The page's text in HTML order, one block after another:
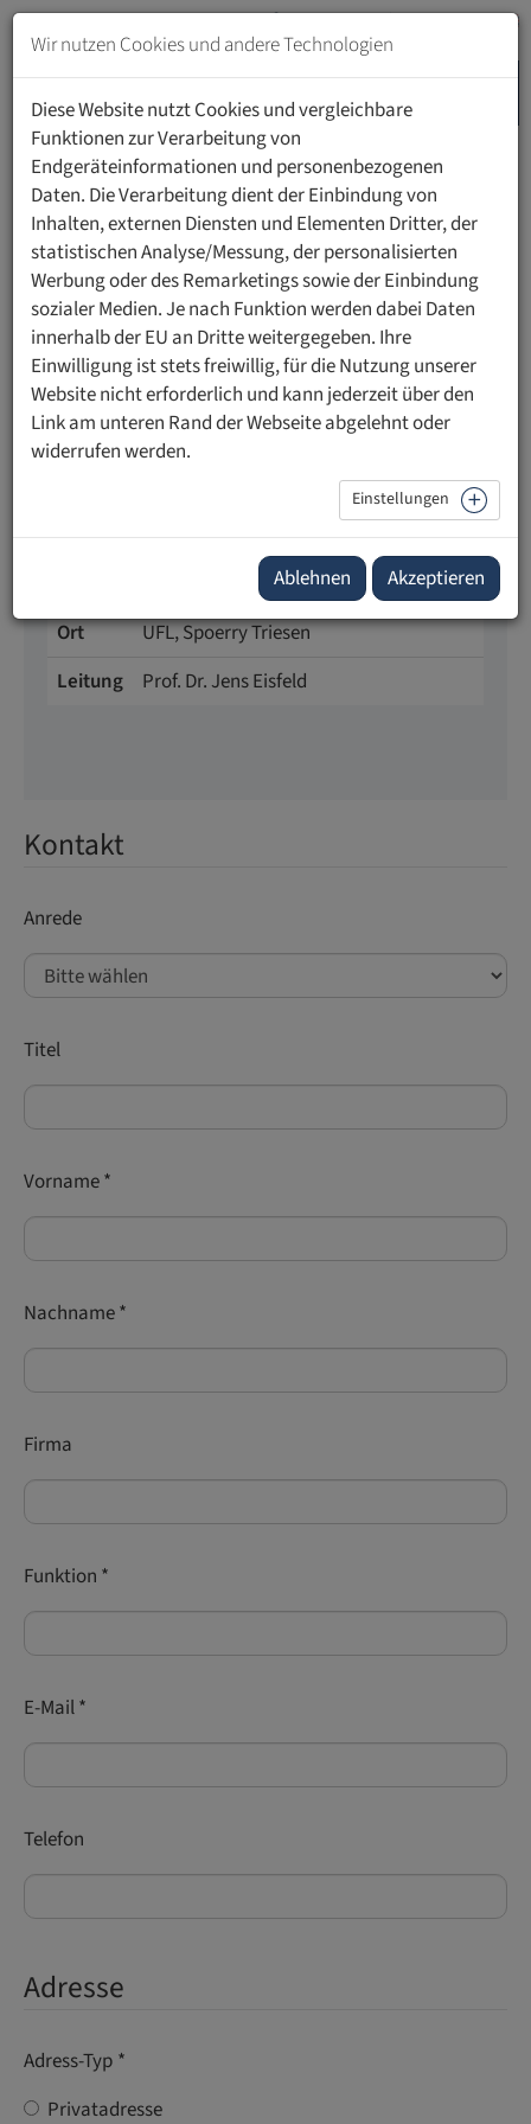
Zum
Inhalt
springen
Navigation
springen
HOME VERANSTALTUNGEN
TAGUNGEN
ANMELDUNG KOLLOQUIA
Anmeldung zur Veranstaltung
5. KOLLOQUIA Triesen 2026
«Wirklichkeit und Weltanschauung. Ideologiekritik in
den Sozialwissenschaften»
am 27. und 28. November 2026 -
2 Tage | Zeit 09.00–
Ort
UFL, Spoerry Triesen
Leitung
Prof. Dr. Jens Eisfeld
Kontakt
Anrede
Titel
Vorname*
Nachname*
Firma
Funktion *
E-Mail*
Telefon
Adresse
Adress-Typ *
Privatadresse
Wir nutzen Cookies und andere Technologien
Diese Website nutzt Cookies und vergleichbare
Funktionen zur Verarbeitung von
Endgeräteinformationen und personenbezogenen
Daten. Die Verarbeitung dient der Einbindung von
Inhalten, externen Diensten und Elementen Dritter, der
statistischen Analyse/Messung, der personalisierten
Werbung oder des Remarketings sowie der Einbindung
sozialer Medien. Je nach Funktion werden dabei Daten
innerhalb der EU an Dritte weitergegeben. Ihre
Einwilligung ist stets freiwillig, für die Nutzung unserer
Website nicht erforderlich und kann jederzeit über den
Link am unteren Rand der Webseite abgelehnt oder
widerrufen werden.
Einstellungen
Ablehnen Akzeptieren